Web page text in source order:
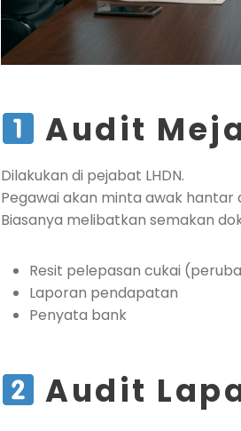
Audit
Dilakukan di pejabat LHDN.
Pegawai akan minta awak
Biasanya melibatkan semakan
Resit pelepasan cukai
Laporan pendapatan
Penyata bank
Audit